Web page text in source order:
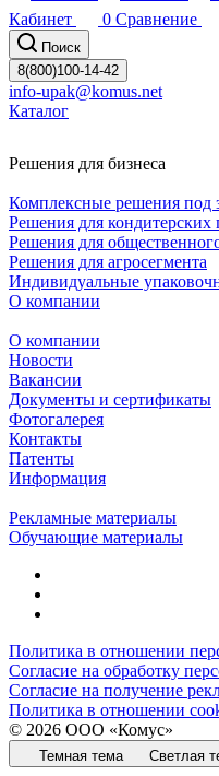
Кабинет
0 Сравнение
Поиск
8(800)100-14-42
info-upak@komus.net
Каталог
Решения для бизнеса
Комплексные решения под
Решения для кондитерских
Решения для
Решения для агросегмента
Индивидуальные
О компании
О компании
Новости
Вакансии
Документы и сертификаты
Фотогалерея
Контакты
Патенты
Информация
Рекламные материалы
Обучающие материалы
Политика в отношении
Согласие на обработку
Согласие на получение
Политика в отношении
© 2026 ООО «Комус»
Темная тема Светлая